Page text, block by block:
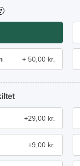
50,00 kr.
+29,00 kr.
+9,00 kr.